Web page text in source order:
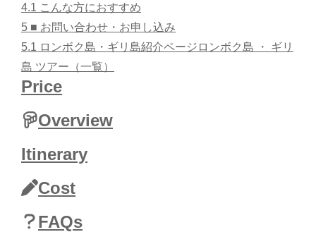
4.1 こんな方におすすめ
5 ■ お問い合わせ・お申し込み
5.1 ロンボク島・ギリ島紹介ページロンボク島 ・ ギリ
島 ツアー（一覧）
Price
Overview
Itinerary
Cost
FAQs